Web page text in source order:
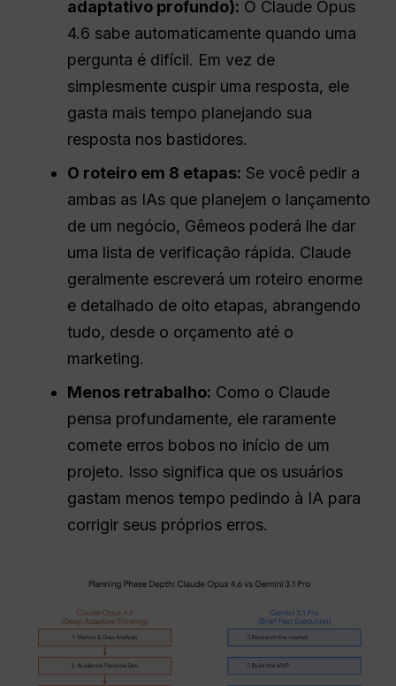
adaptativo profundo): O Claude Opus
4.6 sabe automaticamente quando uma
pergunta é difícil. Em vez de
simplesmente cuspir uma resposta, ele
gasta mais tempo planejando sua
resposta nos bastidores.
O roteiro em 8 etapas: Se você pedir a
ambas as IAs que planejem o lançamento
de um negócio, Gêmeos poderá lhe dar
uma lista de verificação rápida. Claude
geralmente escreverá um roteiro enorme
e detalhado de oito etapas, abrangendo
tudo, desde o orçamento até o
marketing.
Menos retrabalho: Como o Claude
pensa profundamente, ele raramente
comete erros bobos no início de um
projeto. Isso significa que os usuários
gastam menos tempo pedindo à IA para
corrigir seus próprios erros.